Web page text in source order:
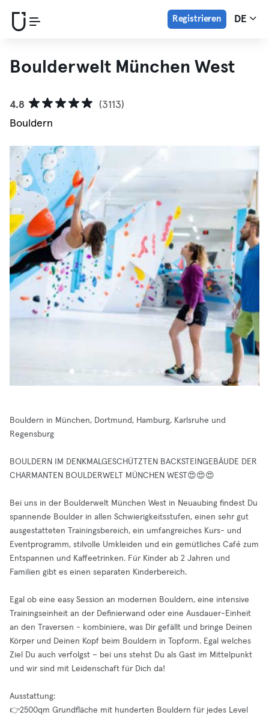
Registrieren DE
Boulderwelt München West
4.8
(3113)
Bouldern
Bouldern in München, Dortmund, Hamburg, Karlsruhe und
Regensburg
BOULDERN IM DENKMALGESCHÜTZTEN BACKSTEINGEBÄUDE DER
CHARMANTEN BOULDERWELT MÜNCHEN WEST😍😍😍
Bei uns in der Boulderwelt München West in Neuaubing findest Du
spannende Boulder in allen Schwierigkeitsstufen, einen sehr gut
ausgestatteten Trainingsbereich, ein umfangreiches Kurs- und
Eventprogramm, stilvolle Umkleiden und ein gemütliches Café zum
Entspannen und Kaffeetrinken. Für Kinder ab 2 Jahren und
Familien gibt es einen separaten Kinderbereich.
Egal ob eine easy Session an modernen Bouldern, eine intensive
Trainingseinheit an der Definierwand oder eine Ausdauer-Einheit
an den Traversen - kombiniere, was Dir gefällt und bringe Deinen
Körper und Deinen Kopf beim Bouldern in Topform. Egal welches
Ziel Du auch verfolgst – bei uns stehst Du als Gast im Mittelpunkt
und wir sind mit Leidenschaft für Dich da!
Ausstattung:
👉2500qm Grundfläche mit hunderten Bouldern für jedes Level